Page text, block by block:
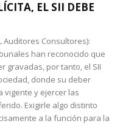
EL SII DEBE
Auditores Consultores):
han reconocido que
gravadas, por tanto, el SII
donde su deber
vigente y ejercer las
Exigirle algo distinto
a la función para la